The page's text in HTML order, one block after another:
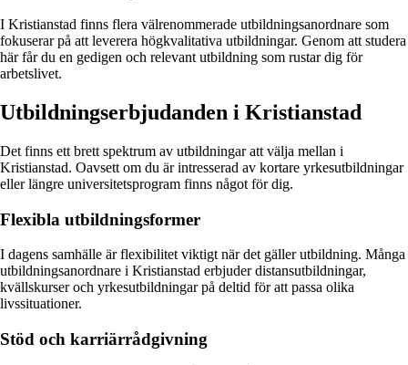
I Kristianstad finns flera välrenommerade utbildningsanordnare som
fokuserar på att leverera högkvalitativa utbildningar. Genom att studera
här får du en gedigen och relevant utbildning som rustar dig för
arbetslivet.
Utbildningserbjudanden i Kristianstad
Det finns ett brett spektrum av utbildningar att välja mellan i
Kristianstad. Oavsett om du är intresserad av kortare yrkesutbildningar
eller längre universitetsprogram finns något för dig.
Flexibla utbildningsformer
I dagens samhälle är flexibilitet viktigt när det gäller utbildning. Många
utbildningsanordnare i Kristianstad erbjuder distansutbildningar,
kvällskurser och yrkesutbildningar på deltid för att passa olika
livssituationer.
Stöd och karriärrådgivning